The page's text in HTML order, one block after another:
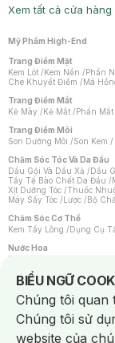
Xem tất cả cửa hàng
Mỹ Phẩm High-End
Trang Điểm Mặt
Kem Lót /Kem Nền /Phấn
Che Khuyết Điểm /Má
Trang Điểm Mắt
Kẻ Mày /Kẻ Mắt /Phấn Mắt
Trang Điểm Môi
Son Dưỡng Môi /Son Kem
Chăm Sóc Tóc Và Da Đầu
Dầu Gội Và Dầu Xả /Dầu
Tẩy Tế Bào Chết Da Đầu /
Xịt Dưỡng Tóc /Thuốc
Máy Sấy Tóc /Lược /Bộ
Chăm Sóc Cơ Thể
Kem Tẩy Lông /Dụng Cụ
Nước Hoa
Nước Hoa Nữ
Chăm Sóc Cá Nhân
Chống Muỗi /Khẩu Trang /
Sản Phẩm Chăm Sóc Khác
Hỗ Trợ Trắng Răng/Kem
Tăm / Chỉ Nha Khoa/ Xịt
Khăn Ướt Vệ Sinh Vùng
BIỂU NGỮ
Notice about
Chúng tôi quan
Chúng tôi sử
website của